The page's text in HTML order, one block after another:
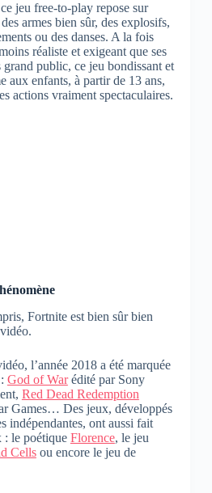
jeu free-to-play repose sur
armes bien sûr, des explosifs,
ou des danses. A la fois
réaliste et exigeant que ses
public, ce jeu bondissant et
aux enfants, à partir de 13 ans,
actions vraiment spectaculaires.
Fortnite est bien sûr bien
l’année 2018 a été marquée
God of Warédité par Sony
Red Dead Redemption
Games… Des jeux, développés
indépendantes, ont aussi fait
: le poétique Florence, le jeu
Cellsou encore le jeu de